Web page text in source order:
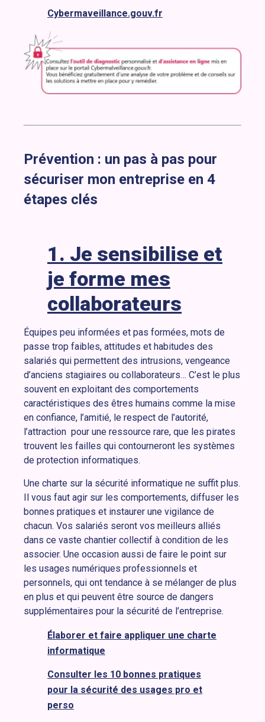
Cybermaveillance.gouv.fr
Prévention : un pas à pas pour
sécuriser mon entreprise en 4
étapes clés
1. Je sensibilise et
je forme mes
collaborateurs
Équipes peu informées et pas formées, mots de
passe trop faibles, attitudes et habitudes des
salariés qui permettent des intrusions, vengeance
d’anciens stagiaires ou collaborateurs… C’est le plus
souvent en exploitant des comportements
caractéristiques des êtres humains comme la mise
en confiance, l’amitié, le respect de l’autorité,
l’attraction pour une ressource rare, que les pirates
trouvent les failles qui contourneront les systèmes
de protection informatiques.
Une charte sur la sécurité informatique ne suffit plus.
Il vous faut agir sur les comportements, diffuser les
bonnes pratiques et instaurer une vigilance de
chacun. Vos salariés seront vos meilleurs alliés
dans ce vaste chantier collectif à condition de les
associer. Une occasion aussi de faire le point sur
les usages numériques professionnels et
personnels, qui ont tendance à se mélanger de plus
en plus et qui peuvent être source de dangers
supplémentaires pour la sécurité de l’entreprise.
Élaborer et faire appliquer une charte
informatique
Consulter les 10 bonnes pratiques
pour la sécurité des usages pro et
perso